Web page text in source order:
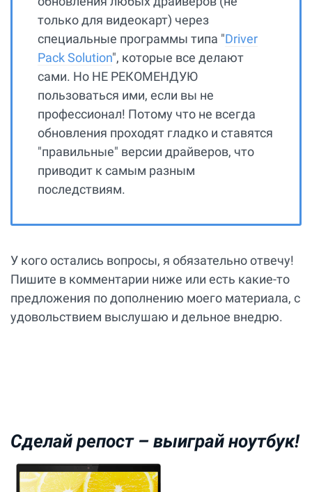
только для видеокарт) через
специальные программы типа "Driver
Pack Solution", которые все делают
сами. Но НЕ РЕКОМЕНДУЮ
пользоваться ими, если вы не
профессионал! Потому что не всегда
обновления проходят гладко и ставятся
"правильные" версии драйверов, что
приводит к самым разным
последствиям.
У кого остались вопросы, я обязательно отвечу!
Пишите в комментарии ниже или есть какие-то
предложения по дополнению моего материала, с
удовольствием выслушаю и дельное внедрю.
Сделай репост – выиграй ноутбук!